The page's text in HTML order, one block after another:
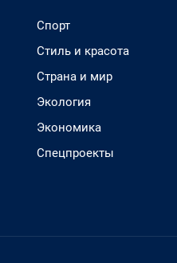
Спорт
Стиль и красота
Страна и мир
Экология
Экономика
Спецпроекты